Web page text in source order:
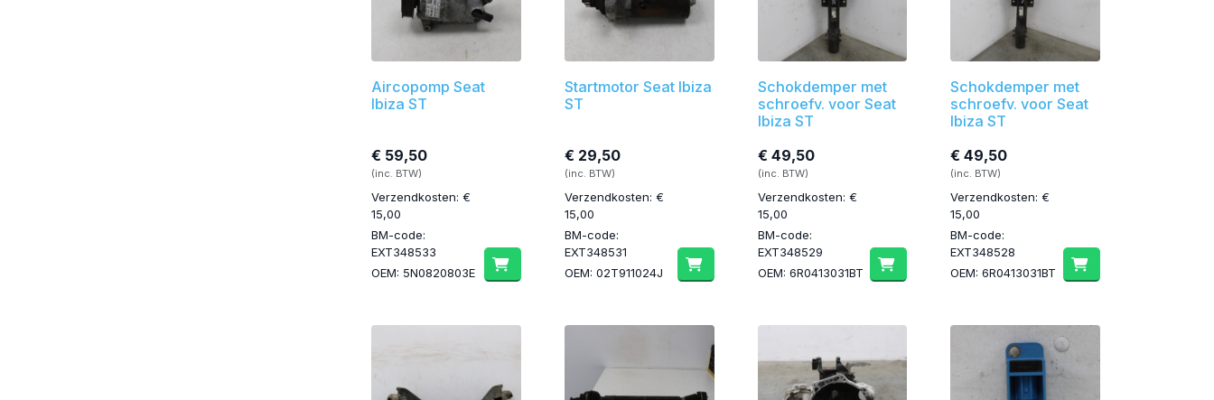
Aircopomp Seat
Ibiza ST
€ 59,50
(inc. BTW)
Verzendkosten: €
15,00
BM-code:
EXT348533
OEM: 5N0820803E
Startmotor Seat Ibiza
ST
€ 29,50
(inc. BTW)
Verzendkosten: €
15,00
BM-code:
EXT348531
OEM: 02T911024J
Schokdemper met
schroefv. voor Seat
Ibiza ST
€ 49,50
(inc. BTW)
Verzendkosten: €
15,00
BM-code:
EXT348529
OEM: 6R0413031BT
Schokdemper met
schroefv. voor Seat
Ibiza ST
€ 49,50
(inc. BTW)
Verzendkosten: €
15,00
BM-code:
EXT348528
OEM: 6R0413031BT